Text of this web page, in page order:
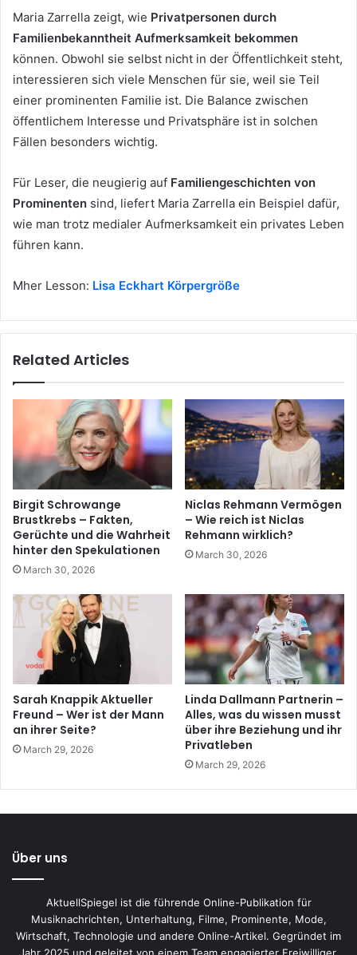
Maria Zarrella zeigt, wie Privatpersonen durch
Familienbekanntheit Aufmerksamkeit bekommen
können. Obwohl sie selbst nicht in der Öffentlichkeit steht,
interessieren sich viele Menschen für sie, weil sie Teil
einer prominenten Familie ist. Die Balance zwischen
öffentlichem Interesse und Privatsphäre ist in solchen
Fällen besonders wichtig.
Für Leser, die neugierig auf Familiengeschichten von
Prominenten sind, liefert Maria Zarrella ein Beispiel dafür,
wie man trotz medialer Aufmerksamkeit ein privates Leben
führen kann.
Mher Lesson: Lisa Eckhart Körpergröße
Related Articles
Birgit Schrowange
Brustkrebs – Fakten,
Gerüchte und die Wahrheit
hinter den Spekulationen
March 30, 2026
Niclas Rehmann Vermögen
– Wie reich ist Niclas
Rehmann wirklich?
March 30, 2026
Sarah Knappik Aktueller
Freund – Wer ist der Mann
an ihrer Seite?
March 29, 2026
Linda Dallmann Partnerin –
Alles, was du wissen musst
über ihre Beziehung und ihr
Privatleben
March 29, 2026
Über uns
AktuellSpiegel ist die führende Online-Publikation für
Musiknachrichten, Unterhaltung, Filme, Prominente, Mode,
Wirtschaft, Technologie und andere Online-Artikel. Gegründet im
Jahr 2025 und geleitet von einem Team engagierter Freiwilliger,